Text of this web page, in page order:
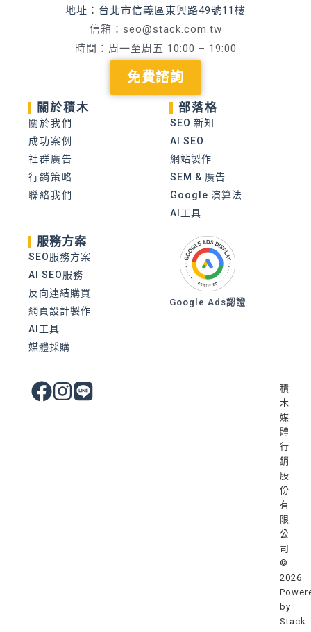
地址：台北市信義區東興路49號11樓
信箱： seo@stack.com.tw
時間：周一至周五 10:00 – 19:00
免費諮詢
關於積木
關於我們
成功案例
社群廣告
行銷策略
聯絡我們
部落格
SEO 新知
AI SEO
網站製作
SEM & 廣告
Google 演算法
AI工具
服務方案
SEO服務方案
AI SEO服務
反向連結購買
網頁設計製作
AI工具
媒體採購
Google Ads認證
積
木
媒
體
行
銷
股
份
有
限
公
司
©
2026
by
Stack